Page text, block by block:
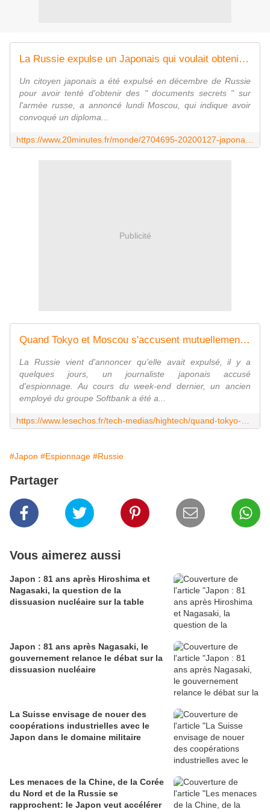
La Russie expulse un Japonais qui voulait obtenir des " documents secrets "
Un citoyen japonais a été expulsé en décembre de Russie
pour avoir tenté d'obtenir des " documents secrets " sur
l'armée russe, a annoncé lundi Moscou, qui indique avoir
convoqué un diploma...
Publicité
Quand Tokyo et Moscou s'accusent mutuellement d'espionnage
La Russie vient d'annoncer qu'elle avait expulsé, il y a
quelques jours, un journaliste japonais accusé
d'espionnage. Au cours du week-end dernier, un ancien
employé du groupe Softbank a été a...
#Japon #Espionnage #Russie
Partager
Vous aimerez aussi
Japon : 81 ans après Hiroshima et
Nagasaki, la question de la
dissuasion nucléaire sur la table
Japon : 81 ans après Nagasaki, le
gouvernement relance le débat sur la
dissuasion nucléaire
La Suisse envisage de nouer des
coopérations industrielles avec le
Japon dans le domaine militaire
Les menaces de la Chine, de la Corée
du Nord et de la Russie se
rapprochent: le Japon veut accélérer